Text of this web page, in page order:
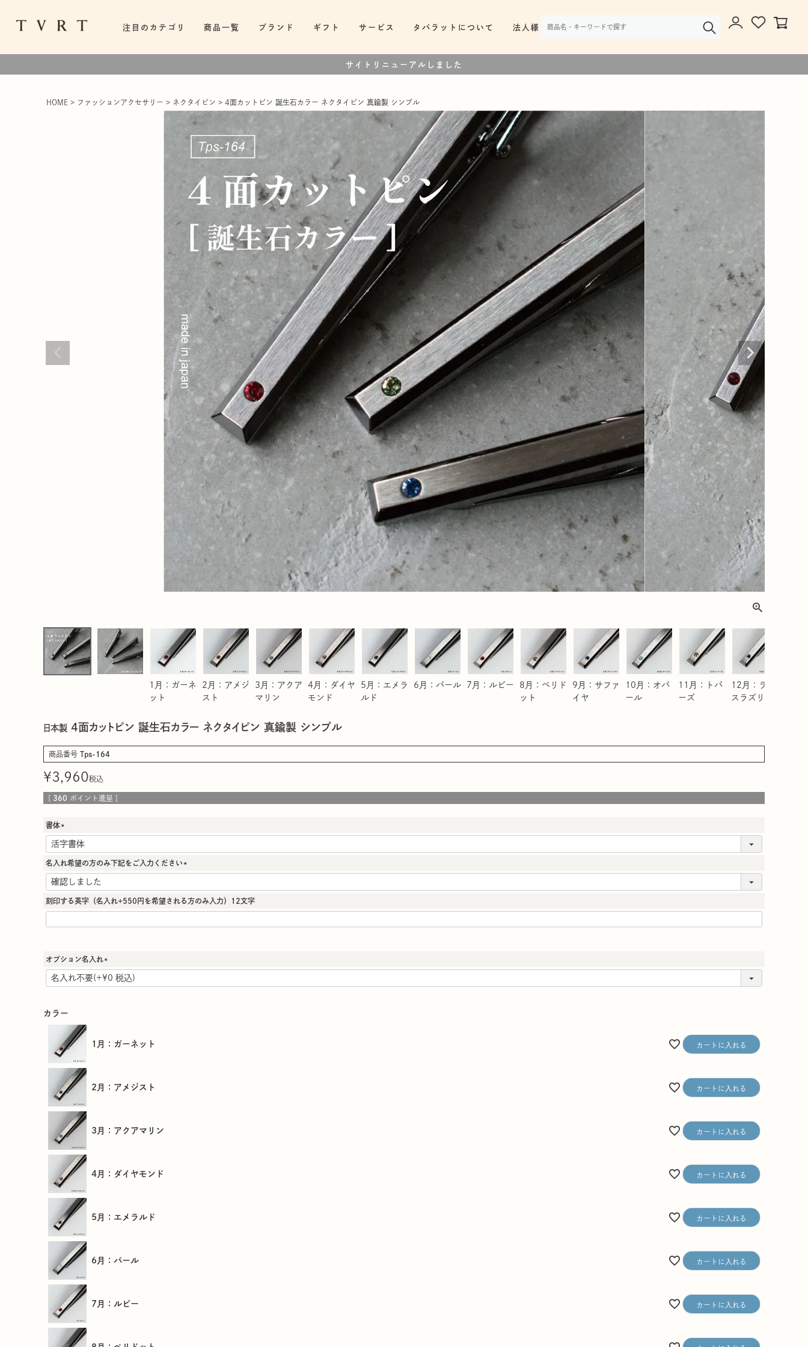
注目のカテゴリ 商品一覧 ブランド ギフト サービス タバラットについて 法人様・大口注文のご相談
サイトリニューアルしました
HOME ファッションアクセサリー ネクタイピン 4面カットピン 誕生石カラー ネクタイピン 真鍮製 シンプル
1月：ガーネ
ット
2月：アメジ
スト
3月：アクア
マリン
4月：ダイヤ
モンド
5月：エメラ
ルド
6月：パール 7月：ルビー
8月：ペリド
ット
9月：サファ
イヤ
10月：オパ
ール
11月：トパ
ーズ
12月：ラピ
スラズリ
日本製 4面カットピン 誕生石カラー ネクタイピン 真鍮製 シンプル
商品番号 Tps-164
¥3,960税込
360 ポイント進呈 ]
書体
(
必
須
)
名入れ希望の方のみ下記をご入力ください
須
)
刻印する英字（名入れ+550円を希望される方のみ入力）12文字
オプション名入れ
(
カラー
1月：ガーネット カートに入れる
2月：アメジスト カートに入れる
3月：アクアマリン カートに入れる
4月：ダイヤモンド カートに入れる
5月：エメラルド カートに入れる
6月：パール カートに入れる
7月：ルビー カートに入れる